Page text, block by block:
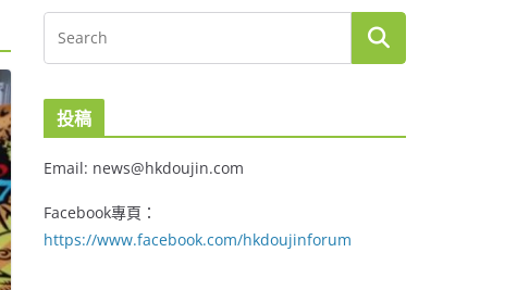
投稿
Email: news@hkdoujin.com
Facebook專頁：
https://www.facebook.com/hkdoujinforum